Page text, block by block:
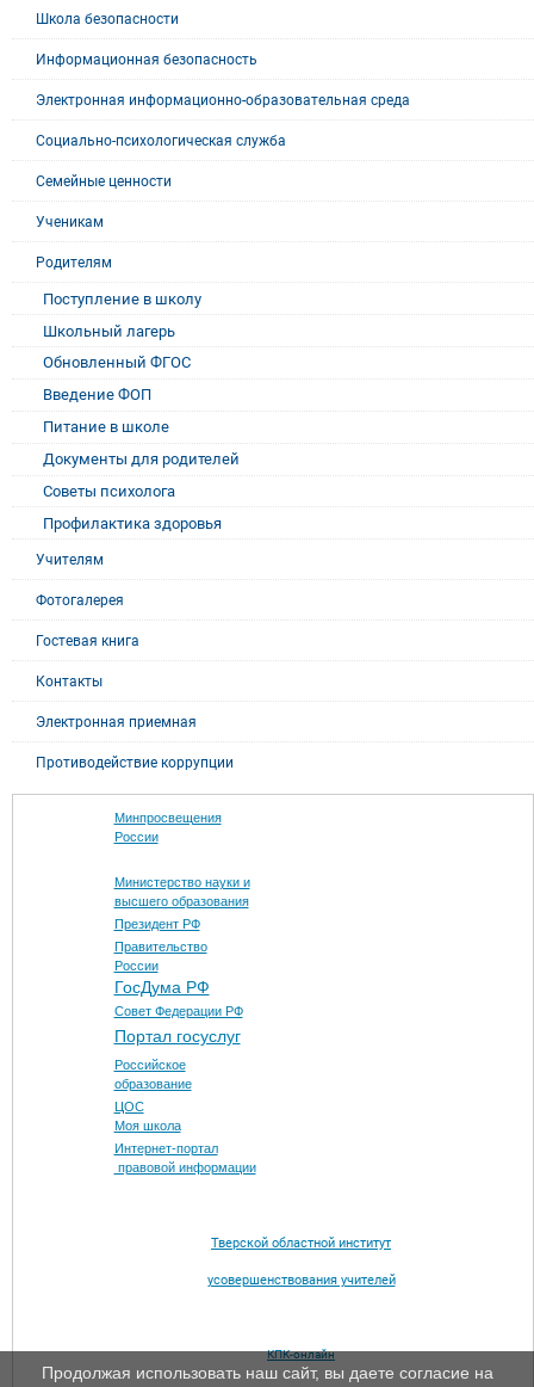
Школа безопасности
Информационная безопасность
Электронная информационно-образовательная среда
Социально-психологическая служба
Семейные ценности
Ученикам
Родителям
Поступление в школу
Школьный лагерь
Обновленный ФГОС
Введение ФОП
Питание в школе
Документы для родителей
Советы психолога
Профилактика здоровья
Учителям
Фотогалерея
Гостевая книга
Контакты
Электронная приемная
Противодействие коррупции
Минпросвещения
России
Министерство науки и
высшего образования
Президент РФ
Правительство
России
ГосДума РФ
Совет Федерации РФ
Портал госуслуг
Российское
образование
ЦОС
Моя школа
Интернет-портал
правовой информации
Тверской областной институт
усовершенствования учителей
КПК-онлайн
Продолжая использовать наш сайт, вы даете согласие на